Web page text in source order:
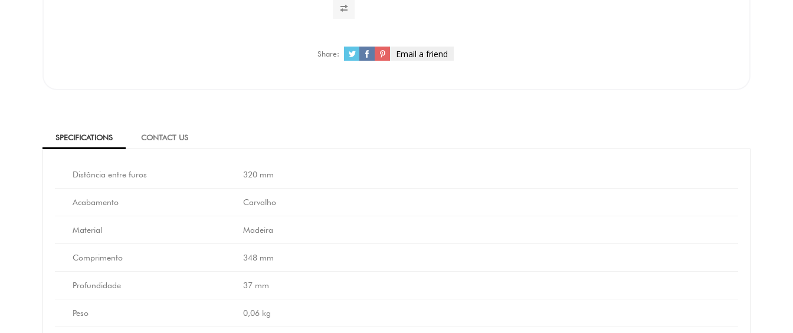
Share: Email a friend
SPECIFICATIONS CONTACT US
Distância entre furos 320 mm
Acabamento Carvalho
Material Madeira
Comprimento 348 mm
Profundidade 37 mm
Peso 0,06 kg